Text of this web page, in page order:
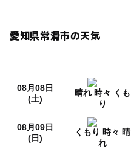
愛知県常滑市の天気
08月08日
(土)
晴れ 時々 くも
り
08月09日
(日)
くもり 時々 晴
れ